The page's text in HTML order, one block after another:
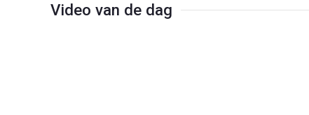
Video van de dag